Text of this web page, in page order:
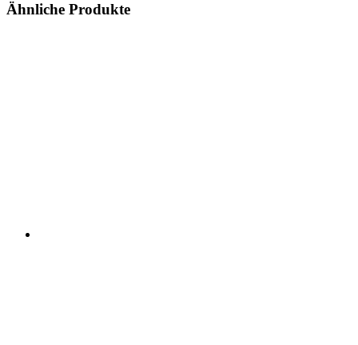
Ähnliche Produkte